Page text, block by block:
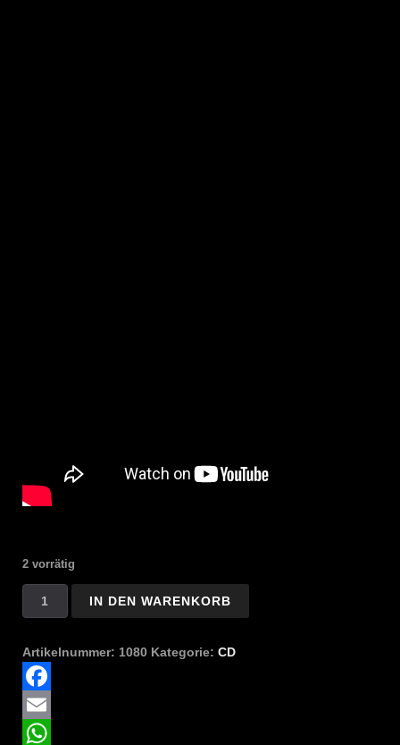
2 vorrätig
Ivory
Tower
Menge
IN DEN WARENKORB
Artikelnummer: 1080 Kategorie: CD
Facebook
Email